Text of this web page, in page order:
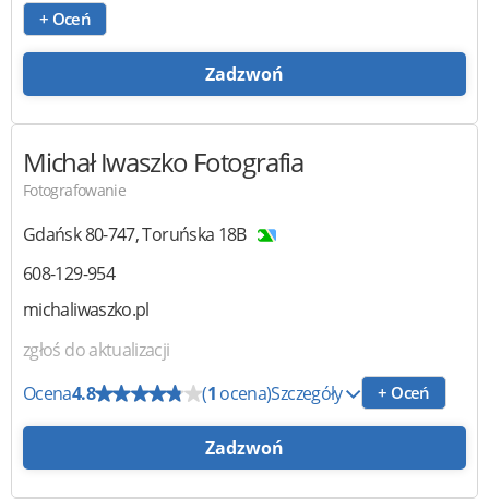
+ Oceń
Zadzwoń
Michał Iwaszko Fotografia
Fotografowanie
Gdańsk80-747,Toruńska 18B
608-129-954
michaliwaszko.pl
zgłoś do aktualizacji
Ocena4.8 (1 ocena)Szczegóły + Oceń
Zadzwoń